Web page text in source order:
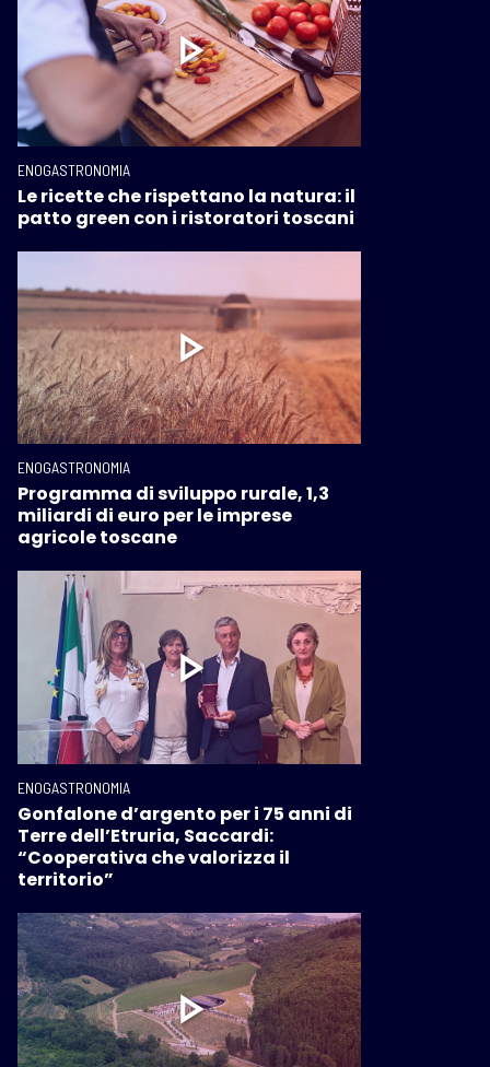
ENOGASTRONOMIA
Le ricette che rispettano la natura: il
patto green con i ristoratori toscani
ENOGASTRONOMIA
Programma di sviluppo rurale, 1,3
miliardi di euro per le imprese
agricole toscane
ENOGASTRONOMIA
Gonfalone d’argento per i 75 anni di
Terre dell’Etruria, Saccardi:
“Cooperativa che valorizza il
territorio”